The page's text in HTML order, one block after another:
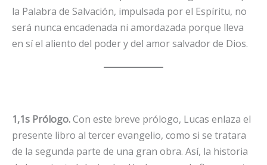
la Palabra de Salvación, impulsada por el Espíritu, no
será nunca encadenada ni amordazada porque lleva
en sí el aliento del poder y del amor salvador de Dios.
1,1s Prólogo.Con este breve prólogo, Lucas enlaza el
presente libro al tercer evangelio, como si se tratara
de la segunda parte de una gran obra. Así, la historia